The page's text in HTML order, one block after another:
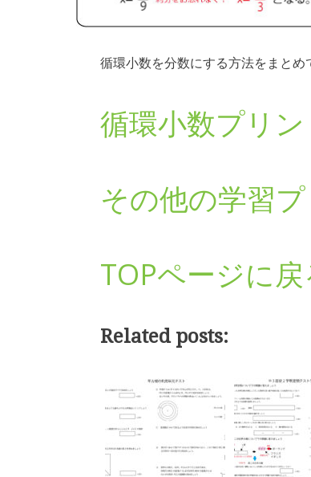
循環小数を分数にする方法をまとめ
循環小数プリ
その他の学習
TOPページに
Related posts: